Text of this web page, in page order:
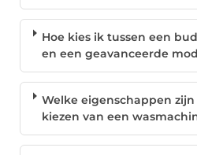
Hoe kies ik tussen een
en een geavanceerde
Welke eigenschappen
kiezen van een